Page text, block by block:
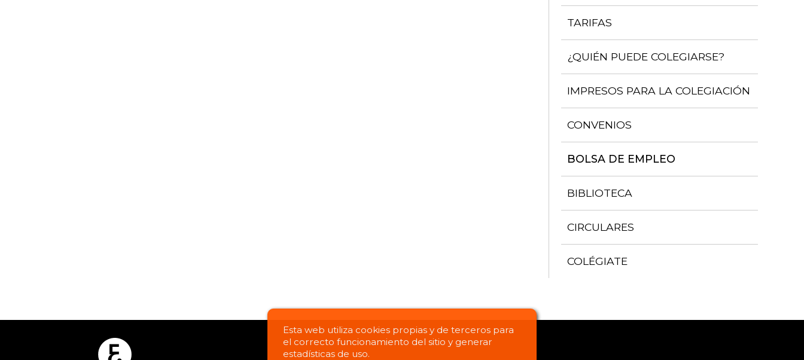
Esta web utiliza cookies propias y de terceros para
el correcto funcionamiento del sitio y generar
estadísticas de uso.
TARIFAS
¿QUIÉN PUEDE COLEGIARSE?
IMPRESOS PARA LA COLEGIACIÓN
CONVENIOS
BOLSA DE EMPLEO
BIBLIOTECA
CIRCULARES
COLÉGIATE